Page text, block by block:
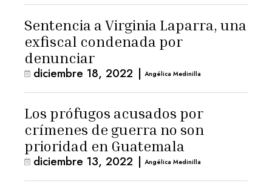
Sentencia a Virginia Laparra, una
exfiscal condenada por
denunciar
diciembre 18, 2022 | Angélica Medinilla
Los prófugos acusados por
crímenes de guerra no son
prioridad en Guatemala
diciembre 13, 2022 | Angélica Medinilla